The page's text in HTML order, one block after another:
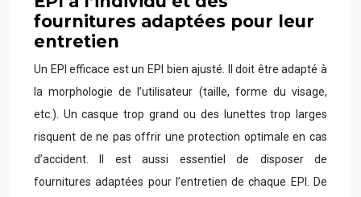
fournitures adaptées pour leur
entretien
Un EPI efficace est un EPI bien ajusté. Il doit être adapté à
la morphologie de l’utilisateur (taille, forme du visage,
etc.). Un casque trop grand ou des lunettes trop larges
risquent de ne pas offrir une protection optimale en cas
d’accident. Il est aussi essentiel de disposer de
fournitures adaptées pour l’entretien de chaque EPI. De